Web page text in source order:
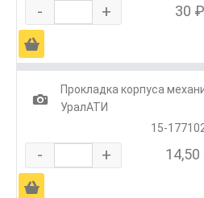
- + 30 ₽
Ä
1
Прокладка корпуса
УралАТИ
15-
- +
Ä